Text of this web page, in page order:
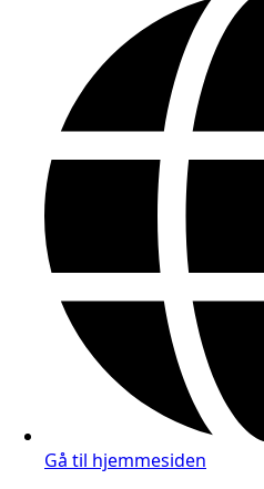
Gå til hjemmesiden